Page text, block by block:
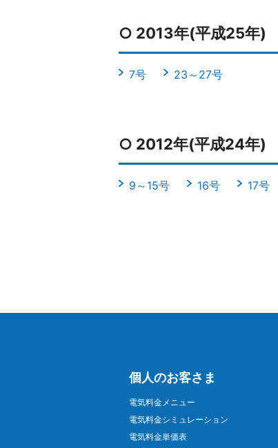
○ 2013年(平成25年)
7号 23～27号
○ 2012年(平成24年)
9～15号 16号 17号
個人のお客さま
電気料金メニュー
電気料金シミュレーション
電気料金単価表